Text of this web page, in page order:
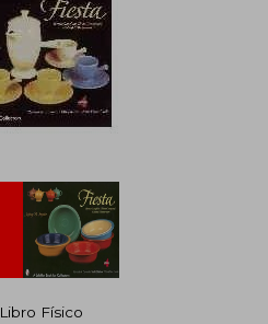
Libro Físico